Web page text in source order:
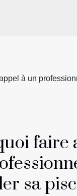
à un
faire
sa